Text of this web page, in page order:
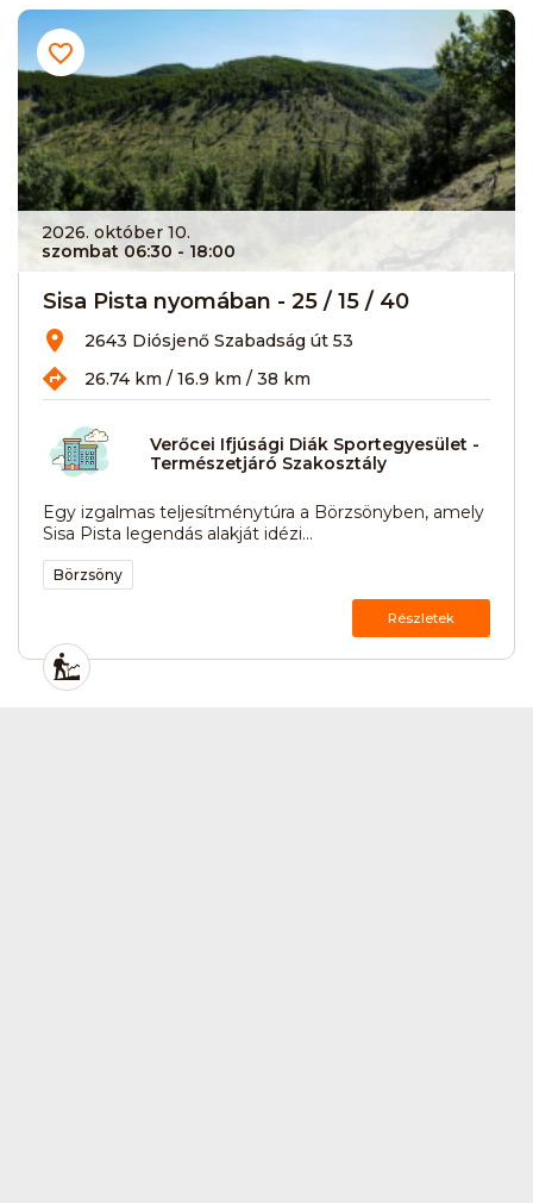
2026. október 10.
szombat 06:30 - 18:00
Sisa Pista nyomában - 25 / 15 / 40
2643 Diósjenő Szabadság út 53
26.74 km / 16.9 km / 38 km
Verőcei Ifjúsági Diák Sportegyesület -
Természetjáró Szakosztály
Egy izgalmas teljesítménytúra a Börzsönyben, amely
Sisa Pista legendás alakját idézi...
Börzsöny
Részletek